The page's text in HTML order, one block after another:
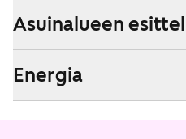
Asuinalueen
Energia